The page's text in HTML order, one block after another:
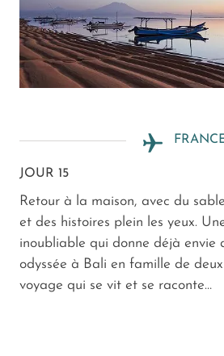
JOUR 15
Retour à la maison, avec du
et des histoires plein les yeux.
inoubliable qui donne déjà envie
odyssée à Bali en famille de
voyage qui se vit et se raconte…